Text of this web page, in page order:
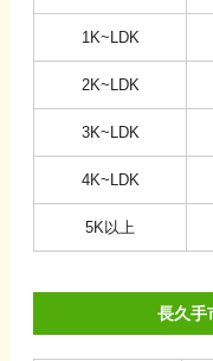
1K~LDK
2K~LDK
3K~LDK
4K~LDK
5K以上
長久手